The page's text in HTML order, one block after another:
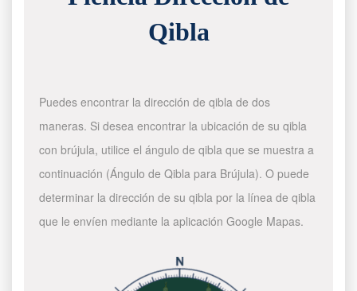
Qibla
Puedes encontrar la dirección de qibla de dos
maneras. Si desea encontrar la ubicación de su qibla
con brújula, utilice el ángulo de qibla que se muestra a
continuación (Ángulo de Qibla para Brújula). O puede
determinar la dirección de su qibla por la línea de qibla
que le envíen mediante la aplicación Google Mapas.